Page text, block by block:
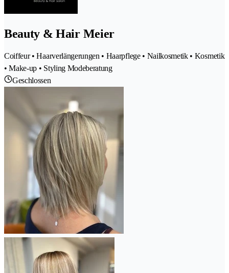
Beauty & Hair Meier
Coiffeur • Haarverlängerungen • Haarpflege • Nailkosmetik • Kosmetik
• Make-up • Styling Modeberatung
Geschlossen